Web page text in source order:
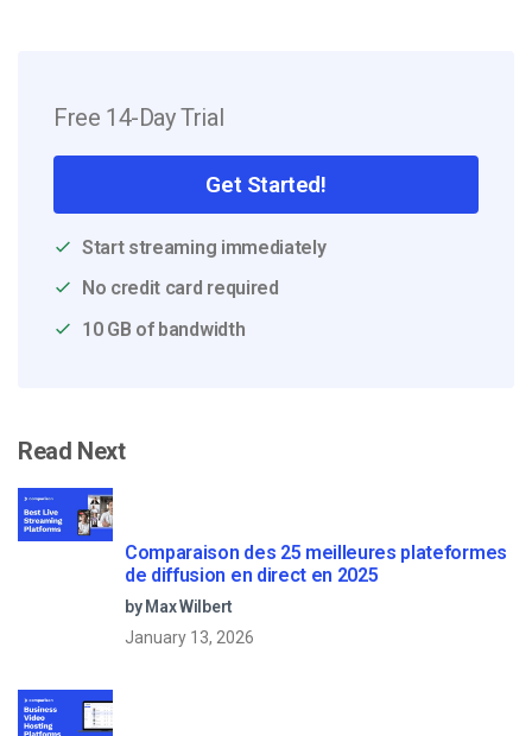
Free 14-Day Trial
Get Started!
Start streaming immediately
No credit card required
10 GB of bandwidth
Read Next
Comparaison des 25 meilleures plateformes
de diffusion en direct en 2025
by Max Wilbert
January 13, 2026